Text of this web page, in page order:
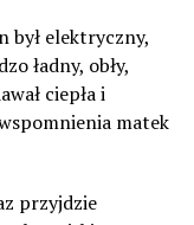
był elektryczny,
ładny, obły,
ciepła i
matek
przyjdzie